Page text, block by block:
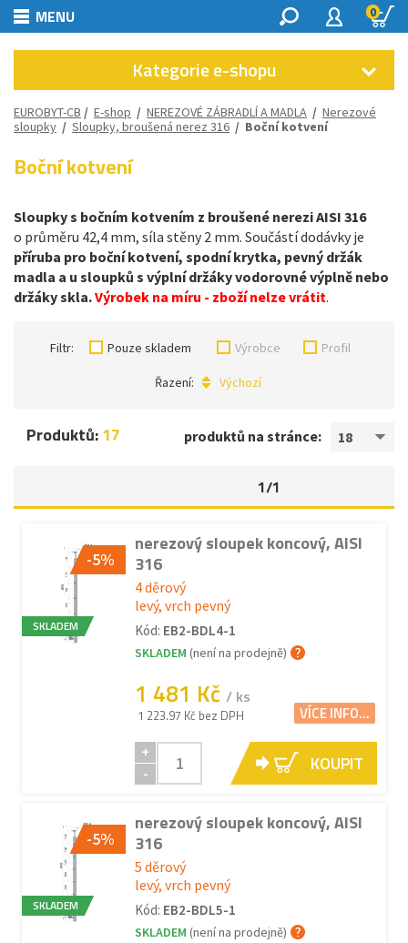
MENU 0
Kategorie e-shopu
EUROBYT-CB / E-shop / NEREZOVÉ ZÁBRADLÍ A MADLA / Nerezové
sloupky / Sloupky, broušená nerez 316 / Boční kotvení
Boční kotvení
Sloupky s bočním kotvením z broušené nerezi AISI 316
o průměru 42,4 mm, síla stěny 2 mm. Součástí dodávky je
příruba pro boční kotvení, spodní krytka, pevný držák
madla a u sloupků s výplní držáky vodorovné výplně nebo
držáky skla.Výrobek na míru - zboží nelze vrátit.
Filtr: Pouze skladem Výrobce Profil
Řazení: Výchozí
produktů na stránce: 18
Produktů:17
1/1
-5%
SKLADEM
nerezový sloupek koncový, AISI
316
4 děrový
levý, vrch pevný
Kód: EB2-BDL4-1
SKLADEM (není na prodejně)
1 481 Kč / ks
1 223.97 Kč bez DPH VÍCE INFO...
+
-
KOUPIT
-5%
SKLADEM
nerezový sloupek koncový, AISI
316
5 děrový
levý, vrch pevný
Kód: EB2-BDL5-1
SKLADEM (není na prodejně)